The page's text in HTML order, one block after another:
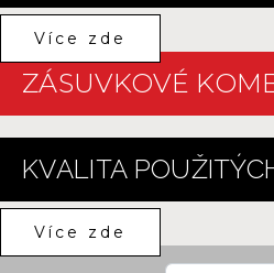
Více zde
ZÁSUVKOVÉ
KVALITA
Více zde